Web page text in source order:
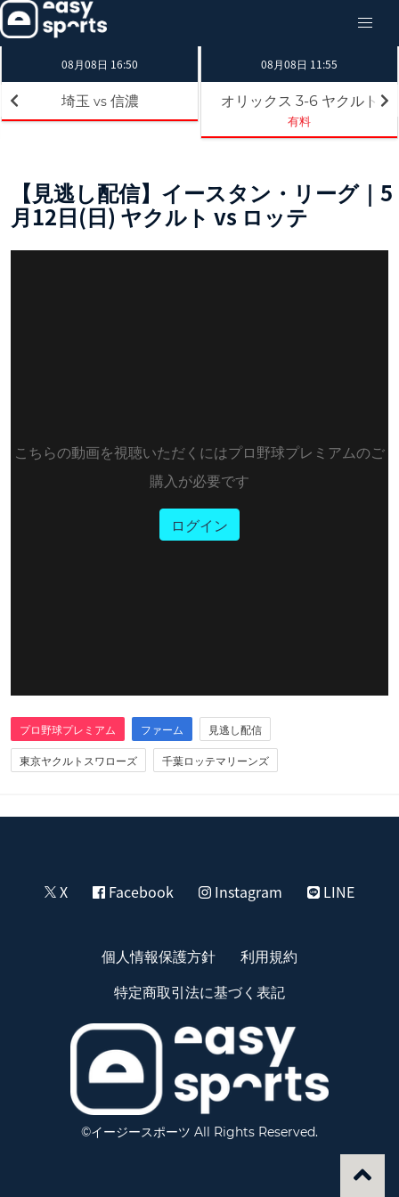
08月08日 16:50
埼玉 vs 信濃
08月08日 11:55
オリックス 3-6 ヤクルト
有料
【見逃し配信】イースタン・リーグ｜5
月12日(日) ヤクルト vs ロッテ
こちらの動画を視聴いただくにはプロ野球プレミアムのご
購入が必要です
ログイン
プロ野球プレミアム ファーム
見逃し配信
東京ヤクルトスワローズ
千葉ロッテマリーンズ
X Facebook Instagram LINE
個人情報保護方針
利用規約
特定商取引法に基づく表記
©イージースポーツ All Rights Reserved.